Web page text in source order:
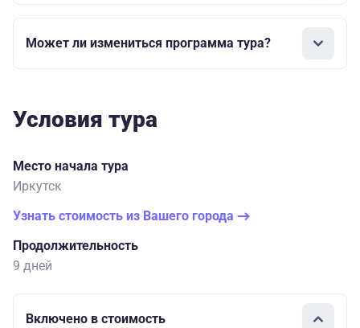
Может ли измениться программа тура?
Условия тура
Место начала тура
Иркутск
Узнать стоимость из Вашего города
Продолжительность
9 дней
Включено в стоимость